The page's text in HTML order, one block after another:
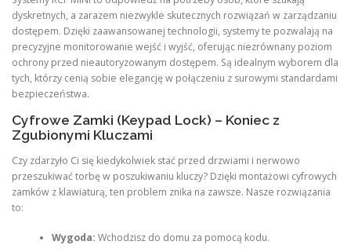
dyskretnych, a zarazem niezwykle skutecznych rozwiązań w zarządzaniu
dostępem. Dzięki zaawansowanej technologii, systemy te pozwalają na
precyzyjne monitorowanie wejść i wyjść, oferując niezrównany poziom
ochrony przed nieautoryzowanym dostępem. Są idealnym wyborem dla
tych, którzy cenią sobie elegancję w połączeniu z surowymi standardami
bezpieczeństwa.
Cyfrowe Zamki (Keypad Lock) – Koniec z
Zgubionymi Kluczami
Czy zdarzyło Ci się kiedykolwiek stać przed drzwiami i nerwowo
przeszukiwać torbę w poszukiwaniu kluczy? Dzięki montażowi cyfrowych
zamków z klawiaturą, ten problem znika na zawsze. Nasze rozwiązania
to:
Wygoda: Wchodzisz do domu za pomocą kodu.